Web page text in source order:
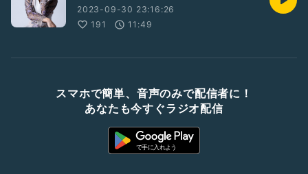
2023-09-30 23:16:26
191
11:49
スマホで簡単、音声のみで配信者に！
あなたも今すぐラジオ配信